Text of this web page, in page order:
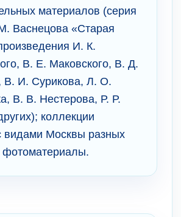
материалов (серия
Васнецова «Старая
И. К.
В. Е. Маковского, В. Д.
В. И. Сурикова, Л. О.
В. В. Нестерова, Р. Р.
коллекции
видами Москвы разных
фотоматериалы.